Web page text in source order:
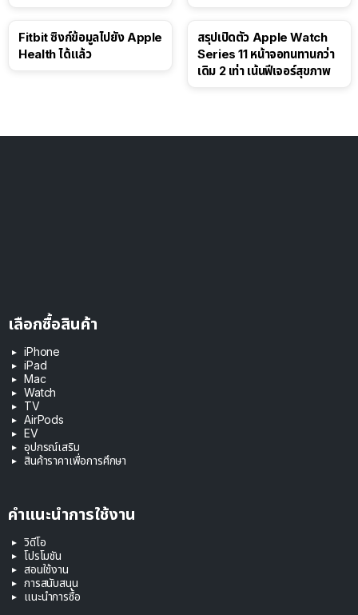
Fitbit ซิงก์ข้อมูลไปยัง Apple
Health ได้แล้ว
สรุปเปิดตัว Apple Watch
Series 11 หน้าจอทนทานกว่า
เดิม 2 เท่า เน้นฟีเจอร์สุขภาพ
เลือกซื้อสินค้า
iPhone
iPad
Mac
Watch
TV
AirPods
EV
อุปกรณ์เสริม
สินค้าราคาเพื่อการศึกษา
คำแนะนำการใช้งาน
วิดีโอ
โปรโมชัน
สอนใช้งาน
การสนับสนุน
แนะนำการซื้อ